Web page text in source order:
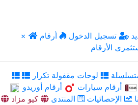
× تسجيل الدخول
أرقام
الأرقام
لوحات مقفولة تكرار
أرقام سيارات
أرقام أوريدو
الإحصائيات المنتدى
كيو مزاد